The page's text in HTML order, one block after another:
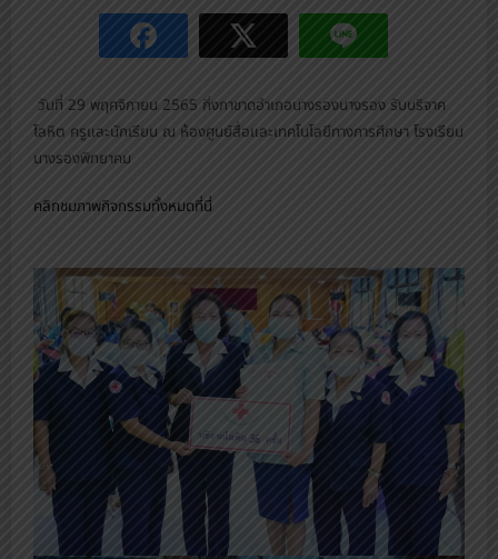
วันที่ 29 พฤศจิกายน 2565 กิ่งกาชาดอำเภอนางรองนางรอง รับบริจาค
โลหิต ครูและนักเรียน ณ ห้องศูนย์สื่อและเทคโนโลยีทางการศึกษา โรงเรียน
นางรองพิทยาคม
คลิกชมภาพกิจกรรมทั้งหมดที่นี่